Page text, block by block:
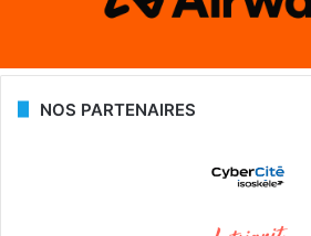
NOS PARTENAIRES